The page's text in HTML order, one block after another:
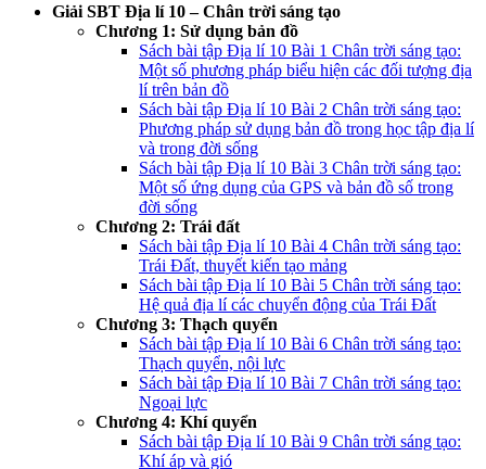
Giải SBT Địa lí 10 – Chân trời sáng tạo
Chương 1: Sử dụng bản đồ
Sách bài tập Địa lí 10 Bài 1 Chân trời sáng tạo:
Một số phương pháp biểu hiện các đối tượng địa
lí trên bản đồ
Sách bài tập Địa lí 10 Bài 2 Chân trời sáng tạo:
Phương pháp sử dụng bản đồ trong học tập địa lí
và trong đời sống
Sách bài tập Địa lí 10 Bài 3 Chân trời sáng tạo:
Một số ứng dụng của GPS và bản đồ số trong
đời sống
Chương 2: Trái đất
Sách bài tập Địa lí 10 Bài 4 Chân trời sáng tạo:
Trái Đất, thuyết kiến tạo mảng
Sách bài tập Địa lí 10 Bài 5 Chân trời sáng tạo:
Hệ quả địa lí các chuyển động của Trái Đất
Chương 3: Thạch quyển
Sách bài tập Địa lí 10 Bài 6 Chân trời sáng tạo:
Thạch quyển, nội lực
Sách bài tập Địa lí 10 Bài 7 Chân trời sáng tạo:
Ngoại lực
Chương 4: Khí quyển
Sách bài tập Địa lí 10 Bài 9 Chân trời sáng tạo:
Khí áp và gió